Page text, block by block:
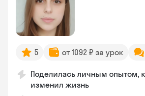
5 от 1092 ₽ за урок
Поделилась личным опытом,
изменил жизнь